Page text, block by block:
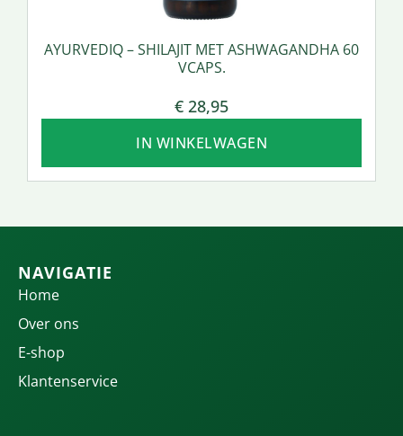
AYURVEDIQ – SHILAJIT MET ASHWAGANDHA 60
VCAPS.
€ 28,95
IN WINKELWAGEN
NAVIGATIE
Home
Over ons
E-shop
Klantenservice